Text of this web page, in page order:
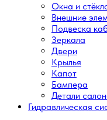
Окна и
Внешние
Подвеска
Зеркала
Двери
Крылья
Капот
Бампера
Детали
Гидравлическая